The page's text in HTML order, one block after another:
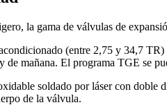
la gama de válvulas de
(entre 2,75 y 34,7
de mañana. El programa TGE se
soldado por láser con
de la válvula.